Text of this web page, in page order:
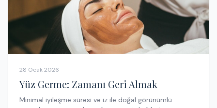
28 Ocak 2026
Yüz Germe: Zamanı Geri Almak
Minimal iyileşme süresi ve iz ile doğal görünümlü